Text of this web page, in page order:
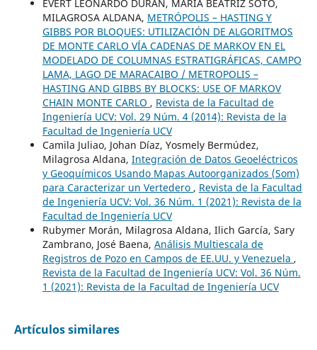
EVERT LEONARDO DURÁN, MARÍA BEATRIZ SOTO,
MILAGROSA ALDANA, METRÓPOLIS – HASTING Y
GIBBS POR BLOQUES: UTILIZACIÓN DE ALGORITMOS
DE MONTE CARLO VÍA CADENAS DE MARKOV EN EL
MODELADO DE COLUMNAS ESTRATIGRÁFICAS, CAMPO
LAMA, LAGO DE MARACAIBO / METROPOLIS –
HASTING AND GIBBS BY BLOCKS: USE OF MARKOV
CHAIN MONTE CARLO , Revista de la Facultad de
Ingeniería UCV: Vol. 29 Núm. 4 (2014): Revista de la
Facultad de Ingeniería UCV
Camila Juliao, Johan Díaz, Yosmely Bermúdez,
Milagrosa Aldana, Integración de Datos Geoeléctricos
y Geoquímicos Usando Mapas Autoorganizados (Som)
para Caracterizar un Vertedero , Revista de la Facultad
de Ingeniería UCV: Vol. 36 Núm. 1 (2021): Revista de la
Facultad de Ingeniería UCV
Rubymer Morán, Milagrosa Aldana, Ilich García, Sary
Zambrano, José Baena, Análisis Multiescala de
Registros de Pozo en Campos de EE.UU. y Venezuela ,
Revista de la Facultad de Ingeniería UCV: Vol. 36 Núm.
1 (2021): Revista de la Facultad de Ingeniería UCV
Artículos similares